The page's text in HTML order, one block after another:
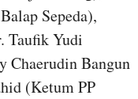
Sepeda),
Taufik Yudi
Chaerudin Bangun
(Ketum PP